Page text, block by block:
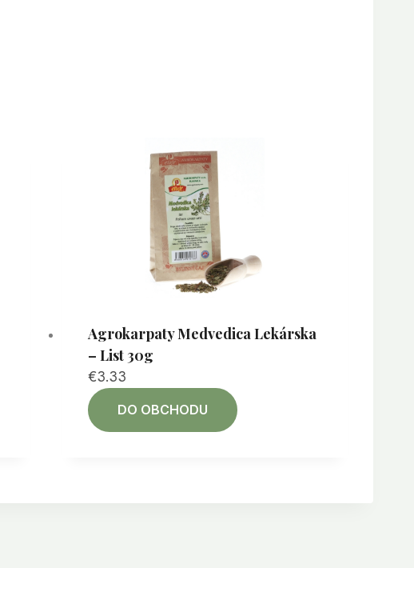
Agrokarpaty Medvedica Lekárska
– List 30g
€3.33
DO OBCHODU